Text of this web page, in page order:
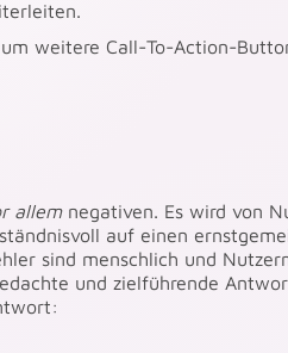
weitere Call-To-Action-
allem negativen. Es wird von
auf einen
sind menschlich und
und zielführende